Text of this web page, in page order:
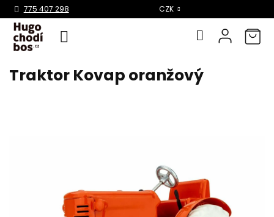
Přejít
775 407 298 CZK
Traktor Kovap oranžový